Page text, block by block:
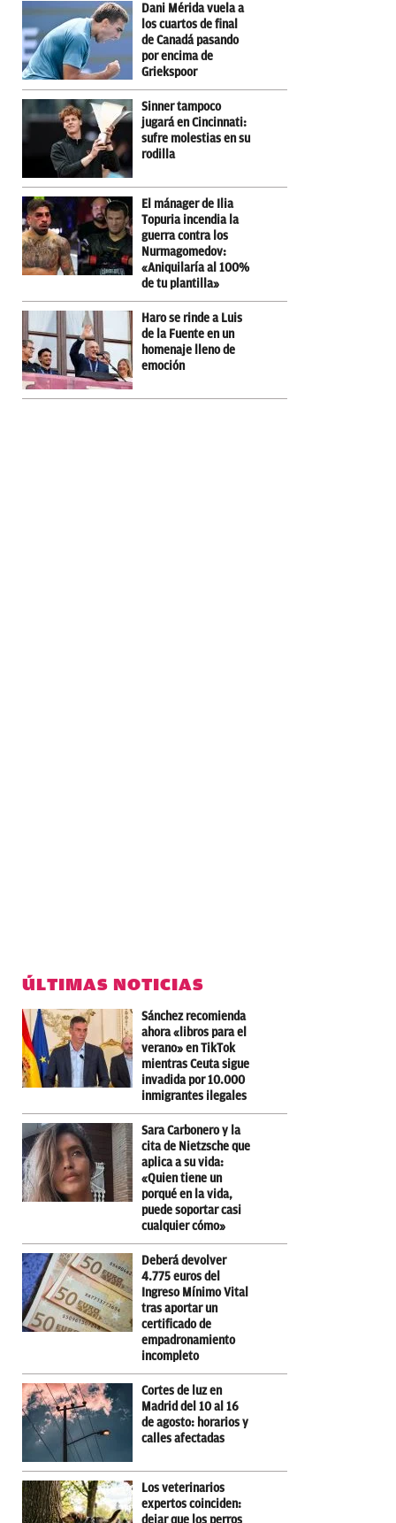
Dani Mérida vuela a
los cuartos de final
de Canadá pasando
por encima de
Griekspoor
Sinner tampoco
jugará en Cincinnati:
sufre molestias en su
rodilla
El mánager de Ilia
Topuria incendia la
guerra contra los
Nurmagomedov:
«Aniquilaría al 100%
de tu plantilla»
Haro se rinde a Luis
de la Fuente en un
homenaje lleno de
emoción
ÚLTIMAS NOTICIAS
Sánchez recomienda
ahora «libros para el
verano» en TikTok
mientras Ceuta sigue
invadida por 10.000
inmigrantes ilegales
Sara Carbonero y la
cita de Nietzsche que
aplica a su vida:
«Quien tiene un
porqué en la vida,
puede soportar casi
cualquier cómo»
Deberá devolver
4.775 euros del
Ingreso Mínimo Vital
tras aportar un
certificado de
empadronamiento
incompleto
Cortes de luz en
Madrid del 10 al 16
de agosto: horarios y
calles afectadas
Los veterinarios
expertos coinciden:
dejar que los perros